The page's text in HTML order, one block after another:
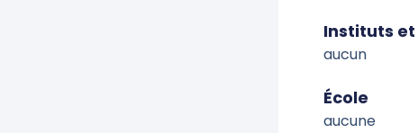
Instituts
aucun
École
aucune